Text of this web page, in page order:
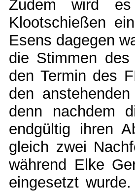
Zudem wird
Klootschießen
Esens dagegen
die Stimmen
den Termin des
den
denn nachdem
endgültig ihren
gleich zwei
während Elke
eingesetzt